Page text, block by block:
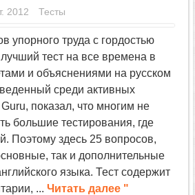
2012 Тесты
упорного труда с гордостью
тест на все времена в
и объяснениями на русском
среди активных
показал, что многим не
большие тестирования, где
Поэтому здесь 25 вопросов,
так и дополнительные
языка. Тест содержит
... Читать далее "